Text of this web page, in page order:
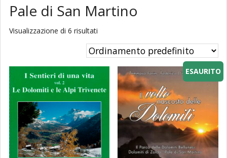
Libri
Librerie
Pale di San Martino
Visualizzazione di 6 risultati
ESAURITO